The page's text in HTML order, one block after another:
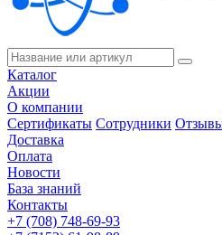
Каталог
Акции
О компании
Сертификаты Сотрудники
Доставка
Оплата
Новости
База знаний
Контакты
+7 (708) 748-69-93